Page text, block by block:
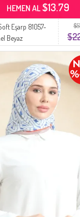
Eşarp 81057-
Beyaz
HEMEN AL$13.79